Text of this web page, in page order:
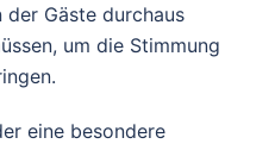
Gäste durchaus
um die Stimmung
eine besondere